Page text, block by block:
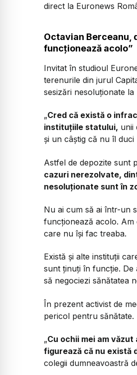
direct la Euronews
Octavian Berceanu,
funcționează acolo”
Invitat în studioul
terenurile din jurul
sesizări nesoluționate
„Cred că există o
instituțiile statului, unii
și un câștig că nu îl
Astfel de depozite sunt
cazuri nerezolvate,
nesoluționate sunt în
Nu ai cum să ai într-un
funcționează acolo. Am
care nu își fac treaba.
Există și alte instituții
sunt ținuți în funcție.
să negociezi sănătatea
În prezent activist de
pericol pentru sănătate.
„Cu ochii mei am
figurează că nu există
colegii dumneavoastră